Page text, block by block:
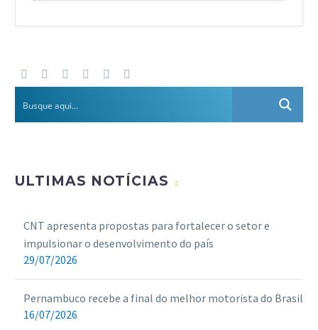
ULTIMAS NOTÍCIAS
CNT apresenta propostas para fortalecer o setor e
impulsionar o desenvolvimento do país
29/07/2026
Pernambuco recebe a final do melhor motorista do Brasil
16/07/2026